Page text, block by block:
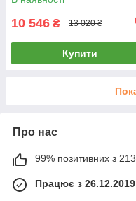
10 546 ₴ 13 020 ₴
Купити
Про нас
99% позитивних з
Працює з 26.12.2019